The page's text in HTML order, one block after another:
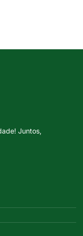
Juntos,